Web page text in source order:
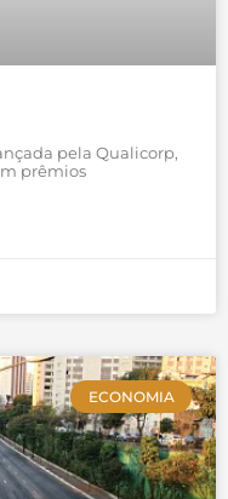
pela Qualicorp,
prêmios
ECONOMIA